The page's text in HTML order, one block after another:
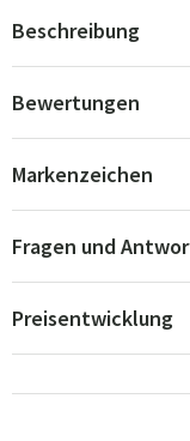
Beschreibung
Bewertungen
Markenzeichen
Fragen und
Preisentwicklung